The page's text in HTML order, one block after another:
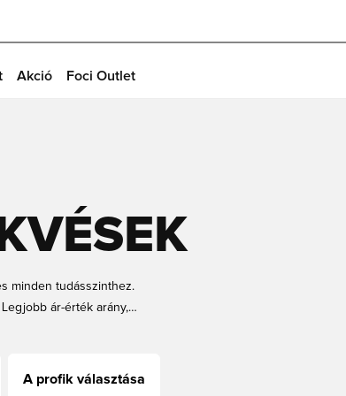
Akció Foci Outlet
minden tudásszinthez.
ár-érték arány,
leginkább illő
a költségvetésed?
A profik választása